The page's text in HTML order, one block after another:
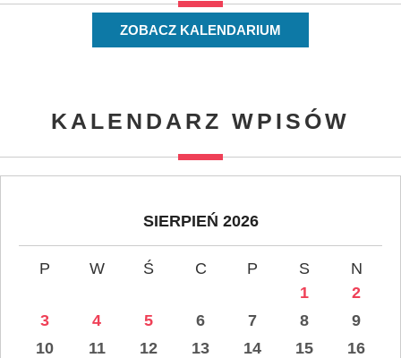
ZOBACZ KALENDARIUM
KALENDARZ WPISÓW
SIERPIEŃ 2026
P W Ś C P S
N
1
2
3
4 5 6 7 8
9
10
11 12 13 14 15
16